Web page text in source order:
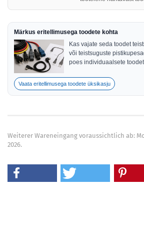
Märkus eritellimusega toodete kohta
Kas vajate seda toodet
või teistsuguste
poes individuaalsete
Vaata eritellimusega toodete üksikasju
Weiterer Wareneingang voraussichtlich ab:
2026.